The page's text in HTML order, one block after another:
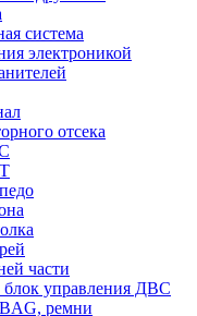
система
электроникой
отсека
части
управления ДВС
ремни